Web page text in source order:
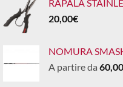
RAPALA
20,00€
NOMURA
A partire da 60,00